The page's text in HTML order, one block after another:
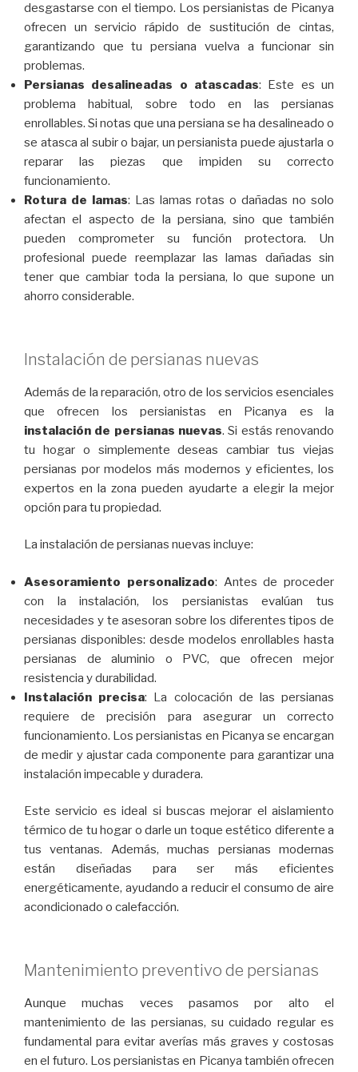
desgastarse con el tiempo. Los persianistas de Picanya
ofrecen un servicio rápido de sustitución de cintas,
garantizando que tu persiana vuelva a funcionar sin
problemas.
Persianas desalineadas o atascadas: Este es un
problema habitual, sobre todo en las persianas
enrollables. Si notas que una persiana se ha desalineado o
se atasca al subir o bajar, un persianista puede ajustarla o
reparar las piezas que impiden su correcto
funcionamiento.
Rotura de lamas: Las lamas rotas o dañadas no solo
afectan el aspecto de la persiana, sino que también
pueden comprometer su función protectora. Un
profesional puede reemplazar las lamas dañadas sin
tener que cambiar toda la persiana, lo que supone un
ahorro considerable.
Instalación de persianas nuevas
Además de la reparación, otro de los servicios esenciales
que ofrecen los persianistas en Picanya es la
instalación de persianas nuevas. Si estás renovando
tu hogar o simplemente deseas cambiar tus viejas
persianas por modelos más modernos y eficientes, los
expertos en la zona pueden ayudarte a elegir la mejor
opción para tu propiedad.
La instalación de persianas nuevas incluye:
Asesoramiento personalizado: Antes de proceder
con la instalación, los persianistas evalúan tus
necesidades y te asesoran sobre los diferentes tipos de
persianas disponibles: desde modelos enrollables hasta
persianas de aluminio o PVC, que ofrecen mejor
resistencia y durabilidad.
Instalación precisa: La colocación de las persianas
requiere de precisión para asegurar un correcto
funcionamiento. Los persianistas en Picanya se encargan
de medir y ajustar cada componente para garantizar una
instalación impecable y duradera.
Este servicio es ideal si buscas mejorar el aislamiento
térmico de tu hogar o darle un toque estético diferente a
tus ventanas. Además, muchas persianas modernas
están diseñadas para ser más eficientes
energéticamente, ayudando a reducir el consumo de aire
acondicionado o calefacción.
Mantenimiento preventivo de persianas
Aunque muchas veces pasamos por alto el
mantenimiento de las persianas, su cuidado regular es
fundamental para evitar averías más graves y costosas
en el futuro. Los persianistas en Picanya también ofrecen